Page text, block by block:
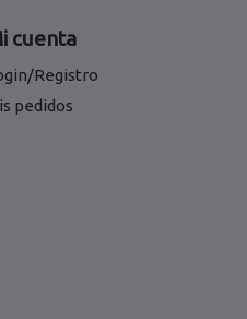
cuenta
Registro
pedidos